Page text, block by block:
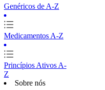
Genéricos de A-Z
Medicamentos A-Z
Princípios Ativos A-
Z
Sobre nós